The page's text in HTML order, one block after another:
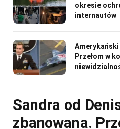
okresie
internautów
Przełom w
Sandra od
zbanowana.